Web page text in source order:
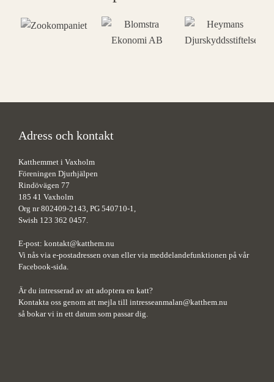
Adress och kontakt
Katthemmet i Vaxholm
Föreningen Djurhjälpen
Rindövägen 77
185 41 Vaxholm
Org nr 802409-2143, PG 540710-1,
Swish 123 362 0457.
E-post: kontakt@katthem.nu
Vi nås via e-postadressen ovan eller via meddelandefunktionen på vår
Facebook-sida.
Är du intresserad av att adoptera en katt?
Kontakta oss genom att mejla till intresseanmalan@katthem.nu
så bokar vi in ett datum som passar dig.